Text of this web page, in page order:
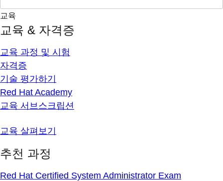
교육
교육 & 자격증
교육 과정 및 시험
자격증
기술 평가하기
Red Hat Academy
교육 서브스크립션
교육 살펴보기
추천 과정
Red Hat Certified System Administrator Exam